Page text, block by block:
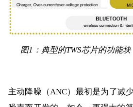
图1：典型的TWS芯片的功能块
主动降噪（ANC）最初是为了减